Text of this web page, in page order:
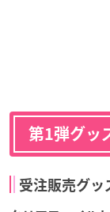
第1弾グッ
受注販売グッ